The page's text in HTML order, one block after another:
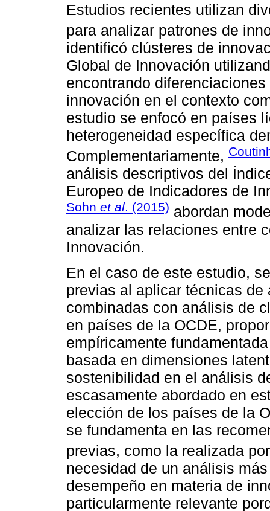
Estudios recientes utilizan
para analizar patrones de
identificó clústeres de
Global de Innovación
encontrando
innovación en el contexto
estudio se enfocó en países
heterogeneidad específica
Complementariamente,
análisis descriptivos del
Europeo de Indicadores de
Sohn et al. (2015) abordan
analizar las relaciones entre
Innovación.
En el caso de este estudio,
previas al aplicar técnicas
combinadas con análisis de
en países de la OCDE,
empíricamente
basada en dimensiones
sostenibilidad en el análisis
escasamente abordado en
elección de los países de la
se fundamenta en las
previas, como la realizada
necesidad de un análisis
desempeño en materia de
particularmente relevante